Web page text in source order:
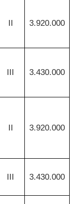
3.920.000
3.430.000
3.920.000
3.430.000